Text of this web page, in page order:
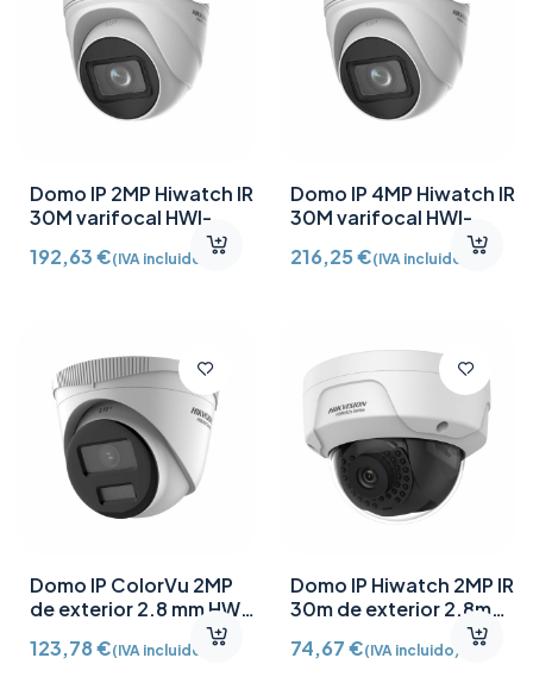
Domo IP 2MP Hiwatch IR
30M varifocal HWI-
192,63€(IVA incluido)
Domo IP 4MP Hiwatch IR
30M varifocal HWI-
216,25€(IVA incluido)
Domo IP ColorVu 2MP
de exterior 2.8 mm HWI-
123,78€(IVA incluido)
Domo IP Hiwatch 2MP IR
30m de exterior 2.8mm
74,67€(IVA incluido)